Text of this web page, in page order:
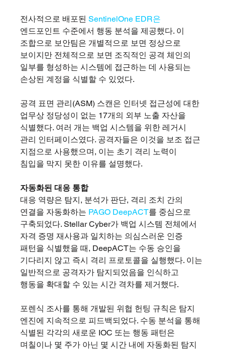
전사적으로 배포된 SentinelOne EDR은
엔드포인트 수준에서 행동 분석을 제공했다. 이
조합으로 보안팀은 개별적으로 보면 정상으로
보이지만 전체적으로 보면 조직적인 공격 체인의
일부를 형성하는 시스템에 접근하는 데 사용되는
손상된 계정을 식별할 수 있었다.
공격 표면 관리(ASM) 스캔은 인터넷 접근성에 대한
업무상 정당성이 없는 17개의 외부 노출 자산을
식별했다. 여러 개는 백업 시스템을 위한 레거시
관리 인터페이스였다. 공격자들은 이것을 보조 접근
지점으로 사용했으며, 이는 초기 격리 노력이
침입을 막지 못한 이유를 설명했다.
자동화된 대응 통합
대응 역량은 탐지, 분석가 판단, 격리 조치 간의
연결을 자동화하는 PAGO DeepACT를 중심으로
구축되었다. Stellar Cyber가 백업 시스템 전체에서
자격 증명 재사용과 일치하는 의심스러운 인증
패턴을 식별했을 때, DeepACT는 수동 승인을
기다리지 않고 즉시 격리 프로토콜을 실행했다. 이는
일반적으로 공격자가 탐지되었음을 인식하고
행동을 확대할 수 있는 시간 격차를 제거했다.
포렌식 조사를 통해 개발된 위협 헌팅 규칙은 탐지
엔진에 지속적으로 피드백되었다. 수동 분석을 통해
식별된 각각의 새로운 IOC 또는 행동 패턴은
며칠이나 몇 주가 아닌 몇 시간 내에 자동화된 탐지